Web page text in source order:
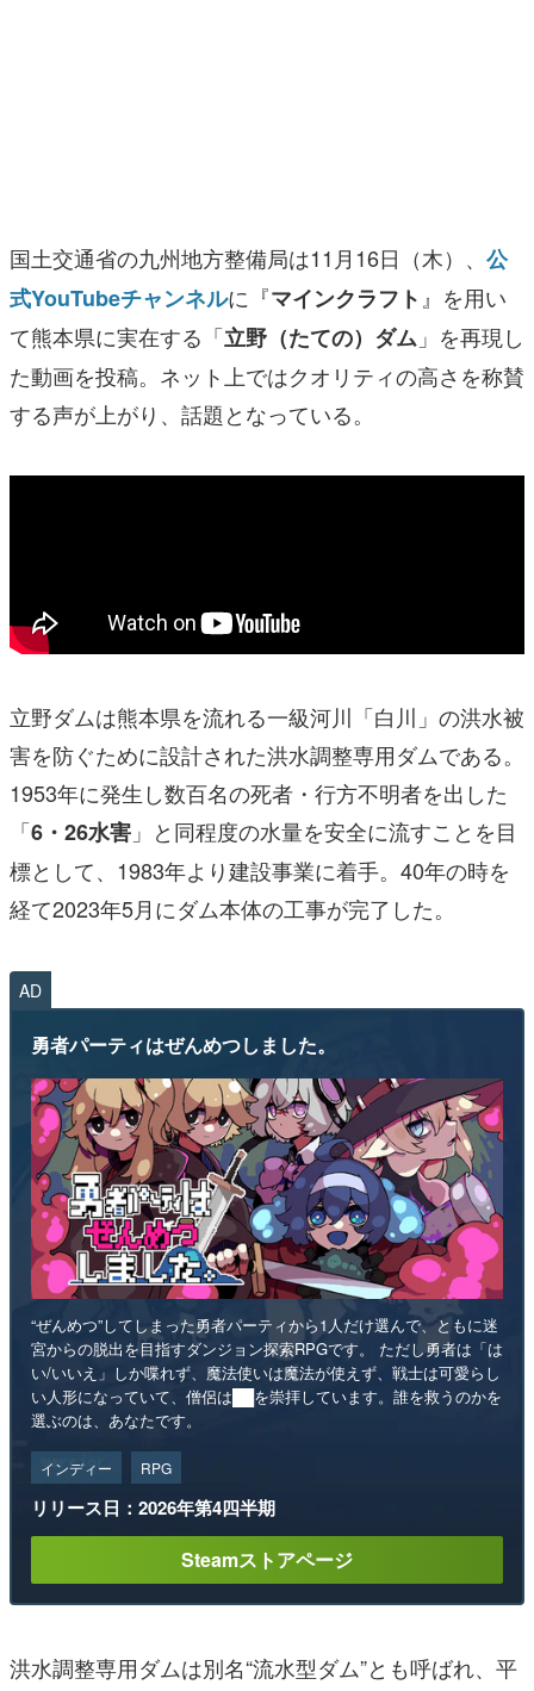
その他
電ファミニコゲーマーとは？
運営：株式会社マレ
国土交通省の九州地方整備局は11月16日（木）、 公
式YouTubeチャンネルに『マインクラフト 』を用い
て熊本県に実在する「立野（たての）ダム 」を再現し
た動画を投稿。ネット上ではクオリティの高さを称賛
する声が上がり、話題となっている。
立野ダムは熊本県を流れる一級河川「白川」の洪水被
害を防ぐために設計された洪水調整専用ダムである。
1953年に発生し数百名の死者・行方不明者を出した
「6・26水害 」と同程度の水量を安全に流すことを目
標として、1983年より建設事業に着手。40年の時を
経て2023年5月にダム本体の工事が完了した。
AD
勇者パーティはぜんめつしました。
“ぜんめつ”してしまった勇者パーティから1人だけ選んで、ともに迷
宮からの脱出を目指すダンジョン探索RPGです。 ただし勇者は「は
い/いいえ」しか喋れず、魔法使いは魔法が使えず、戦士は可愛らし
い人形になっていて、僧侶は██を崇拝しています。誰を救うのかを
選ぶのは、あなたです。
インディー RPG
リリース日：2026年第4四半期
Steamストアページ
洪水調整専用ダムは別名“流水型ダム”とも呼ばれ、平